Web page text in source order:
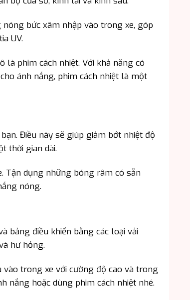
bức xâm nhập vào trong xe, góp
UV.
là phim cách nhiệt. Với khả năng có
ánh nắng, phim cách nhiệt là một
Điều này sẽ giúp giảm bớt nhiệt độ
thời gian dài.
Tận dụng những bóng râm có sẵn
nóng.
bảng điều khiển bằng các loại vải
hư hỏng.
vào trong xe với cường độ cao và trong
nắng hoặc dùng phim cách nhiệt nhé.